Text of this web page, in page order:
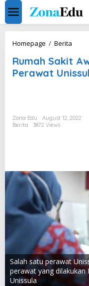
Skip
content
Homepage / Berita
Awal
Bros
Rumah Sakit
Perawat
Zona Edu
August 12, 2022
Berita
3872 Views
Salah satu perawat
perawat yang dilakukan
Unissula